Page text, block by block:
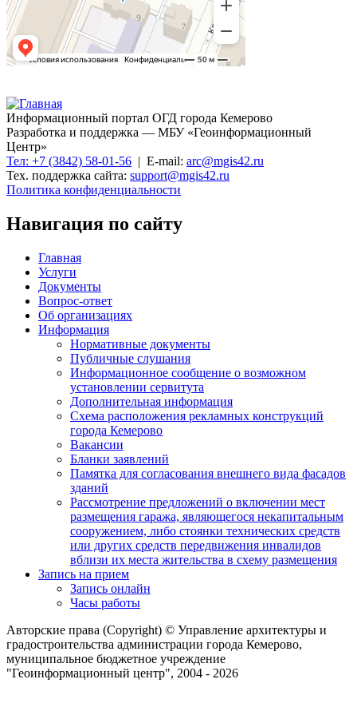
Информационный портал ОГД города Кемерово
Разработка и поддержка — МБУ «Геоинформационный
Центр»
Тел: +7 (3842) 58-01-56 | E-mail: arc@mgis42.ru
Тех. поддержка сайта: support@mgis42.ru
Политика конфиденциальности
Навигация по сайту
Главная
Услуги
Документы
Вопрос-ответ
Об организациях
Информация
Нормативные документы
Публичные слушания
Информационное сообщение о возможном
установлении сервитута
Дополнительная информация
Схема расположения рекламных конструкций
города Кемерово
Вакансии
Бланки заявлений
Памятка для согласования внешнего вида фасадов
зданий
Рассмотрение предложений о включении мест
размещения гаража, являющегося некапитальным
сооружением, либо стоянки технических средств
или других средств передвижения инвалидов
вблизи их места жительства в схему размещения
Запись на прием
Запись онлайн
Часы работы
Авторские права (Copyright) © Управление архитектуры и
градостроительства администрации города Кемерово,
муниципальное бюджетное учреждение
"Геоинформационный центр", 2004 - 2026